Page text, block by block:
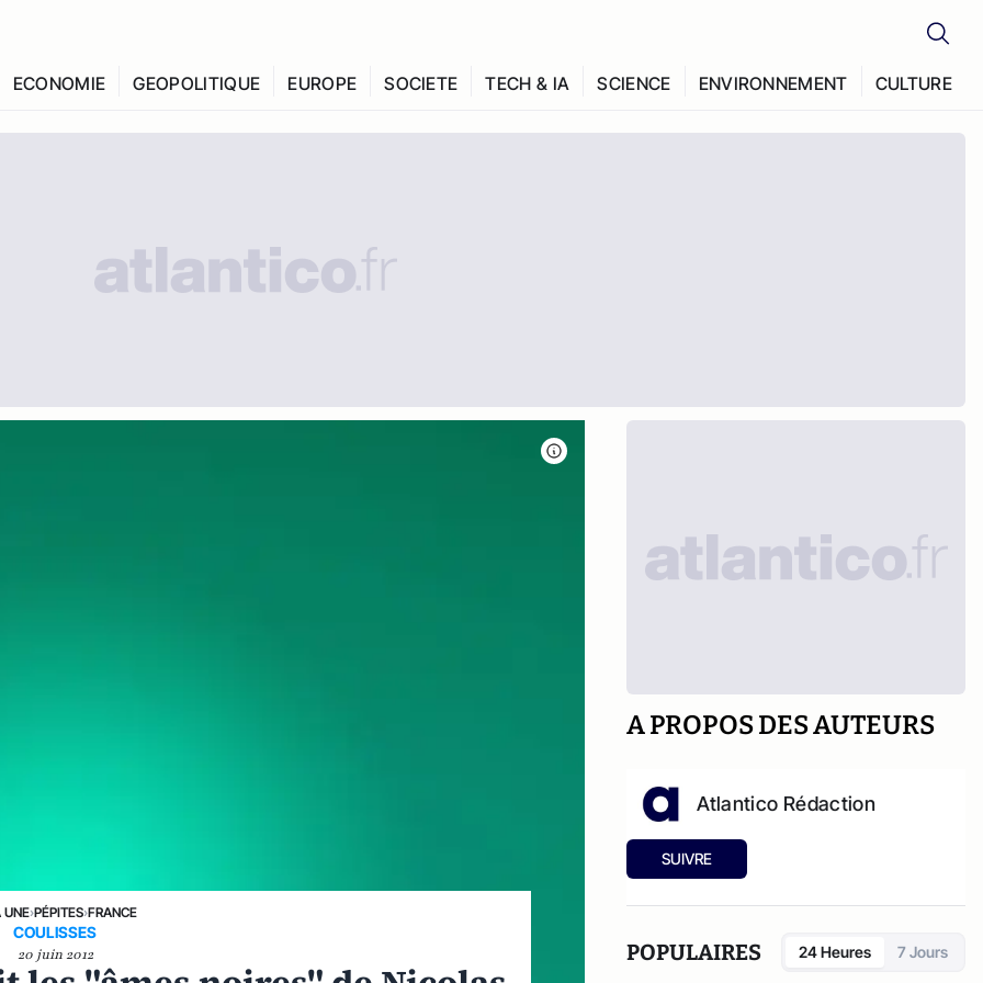
ECONOMIE GEOPOLITIQUE EUROPE SOCIETE TECH & IA SCIENCE ENVIRONNEMENT CULTURE
UNE›PÉPITES›FRANCE
COULISSES
20 juin 2012
A PROPOS DES AUTEURS
Atlantico Rédaction
SUIVRE
POPULAIRES 24 Heures 7 Jours